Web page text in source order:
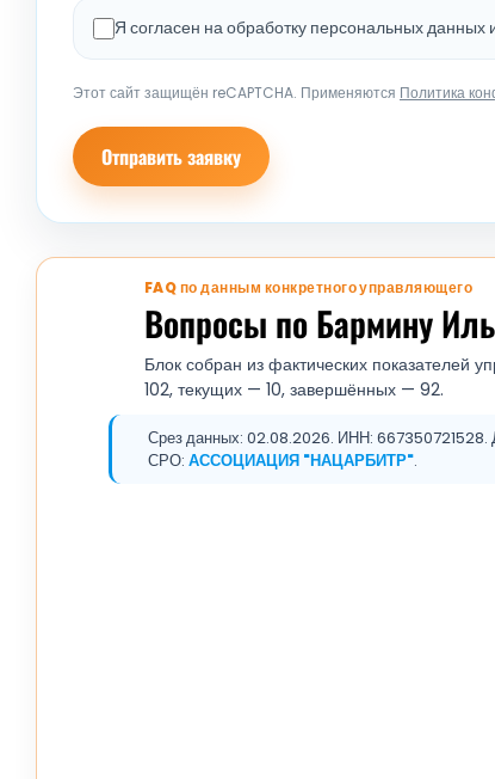
Я согласен на обработку персональных
Этот сайт защищён reCAPTCHA. Применяются Политика
Отправить заявку
FAQ по данным конкретного управляющего
Вопросы по Бармину
Блок собран из фактических показателей
102, текущих — 10, завершённых — 92.
Срез данных: 02.08.2026. ИНН: 667350721528.
СРО: АССОЦИАЦИЯ "НАЦАРБИТР".